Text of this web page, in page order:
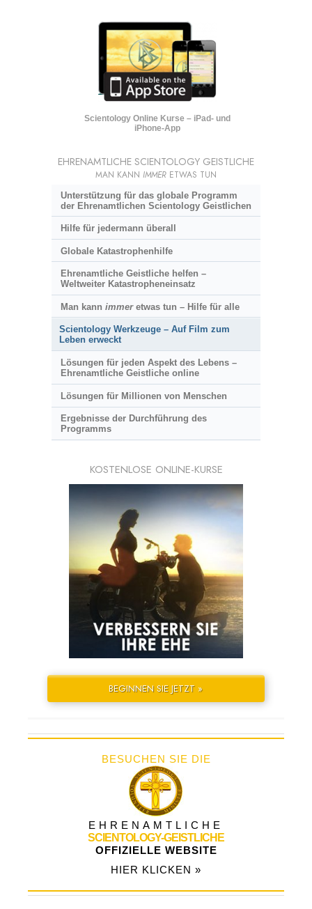
Scientology Online Kurse – iPad- und
iPhone-App
EHRENAMTLICHE SCIENTOLOGY GEISTLICHE
MAN KANN IMMER ETWAS TUN
Unterstützung für das globale Programm
der Ehrenamtlichen Scientology Geistlichen
Hilfe für jedermann überall
Globale Katastrophenhilfe
Ehrenamtliche Geistliche helfen –
Weltweiter Katastropheneinsatz
Man kann immeretwas tun – Hilfe für alle
Scientology Werkzeuge – Auf Film zum
Leben erweckt
Lösungen für jeden Aspekt des Lebens –
Ehrenamtliche Geistliche online
Lösungen für Millionen von Menschen
Ergebnisse der Durchführung des
Programms
KOSTENLOSE ONLINE-KURSE
BEGINNEN SIE JETZT »
BESUCHEN SIE DIE
EHRENAMTLICHE
SCIENTOLOGY-GEISTLICHE
OFFIZIELLE WEBSITE
HIER KLICKEN »